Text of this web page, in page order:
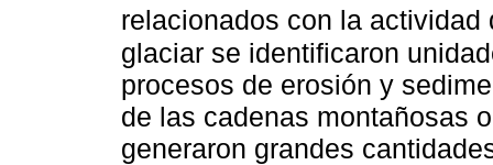
relacionados con la actividad
glaciar se identificaron
procesos de erosión y
de las cadenas montañosas
generaron grandes